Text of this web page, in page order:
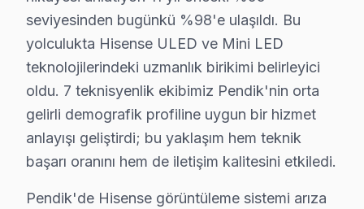
Teknik Adı:
Yazılım Hatası
Fiziksel Belirtiler: Donma, açılışta logo
2025 Fiyatı:
₺300 - ₺600 (yazılım
Etkilenen Modeller:
Bu teknik analizler, Pendik bölgesinde Hisense
Hisense Devre Mimarisi: Pendik Teknisyen
seviyesinden bugünkü %98'e ulaşıldı. Bu
yolculukta Hisense ULED ve Mini LED
teknolojilerindeki uzmanlık birikimi belirleyici
oldu. 7 teknisyenlik ekibimiz Pendik'nin orta
gelirli demografik profiline uygun bir hizmet
anlayışı geliştirdi; bu yaklaşım hem teknik
başarı oranını hem de iletişim kalitesini etkiledi.
Pendik'de Hisense görüntüleme sistemi arıza